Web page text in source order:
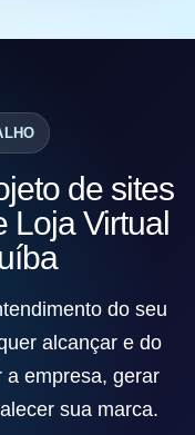
de sites
Loja Virtual
do seu
alcançar e do
a empresa, gerar
sua marca.